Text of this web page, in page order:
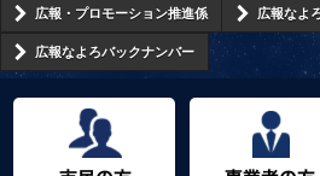
広報・プロモーション推進係 広報なよ
広報なよろバックナンバー